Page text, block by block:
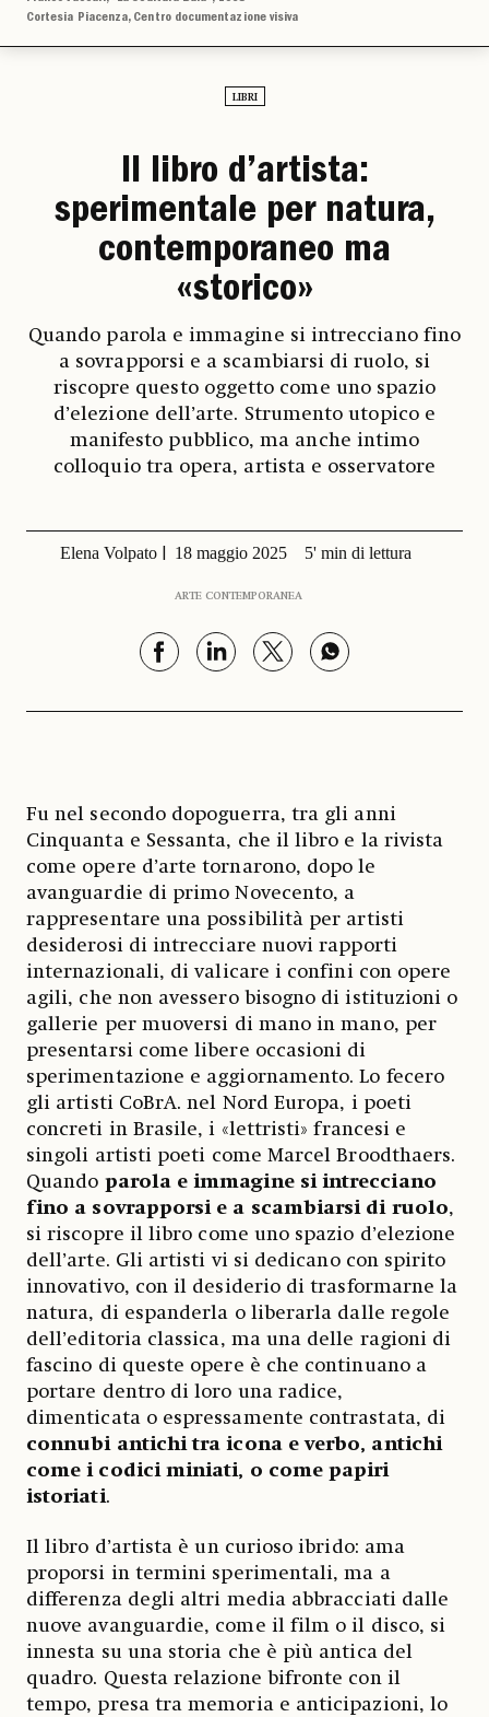
Cortesia Piacenza, Centro documentazione visiva
LIBRI
Il libro d’artista:
sperimentale per natura,
contemporaneo ma
«storico»
Quando parola e immagine si intrecciano fino
a sovrapporsi e a scambiarsi di ruolo, si
riscopre questo oggetto come uno spazio
d’elezione dell’arte. Strumento utopico e
manifesto pubblico, ma anche intimo
colloquio tra opera, artista e osservatore
Elena Volpato 18 maggio 2025 5' min di lettura
ARTE CONTEMPORANEA
Fu nel secondo dopoguerra, tra gli anni
Cinquanta e Sessanta, che il libro e la rivista
come opere d’arte tornarono, dopo le
avanguardie di primo Novecento, a
rappresentare una possibilità per artisti
desiderosi di intrecciare nuovi rapporti
internazionali, di valicare i confini con opere
agili, che non avessero bisogno di istituzioni o
gallerie per muoversi di mano in mano, per
presentarsi come libere occasioni di
sperimentazione e aggiornamento. Lo fecero
gli artisti CoBrA. nel Nord Europa, i poeti
concreti in Brasile, i «lettristi» francesi e
singoli artisti poeti come Marcel Broodthaers.
Quando parola e immagine si intrecciano
fino a sovrapporsi e a scambiarsi di ruolo,
si riscopre il libro come uno spazio d’elezione
dell’arte. Gli artisti vi si dedicano con spirito
innovativo, con il desiderio di trasformarne la
natura, di espanderla o liberarla dalle regole
dell’editoria classica, ma una delle ragioni di
fascino di queste opere è che continuano a
portare dentro di loro una radice,
dimenticata o espressamente contrastata, di
connubi antichi tra icona e verbo, antichi
come i codici miniati, o come papiri
istoriati.
Il libro d’artista è un curioso ibrido: ama
proporsi in termini sperimentali, ma a
differenza degli altri media abbracciati dalle
nuove avanguardie, come il film o il disco, si
innesta su una storia che è più antica del
quadro. Questa relazione bifronte con il
tempo, presa tra memoria e anticipazioni, lo